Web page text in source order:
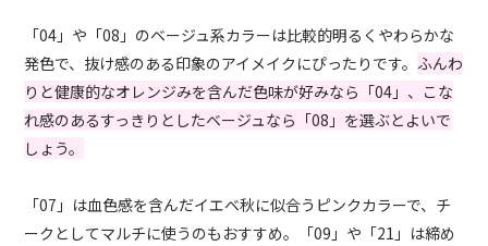
「04」や「08」のベージュ系カラーは比較的明るくやわらかな
発色で、抜け感のある印象のアイメイクにぴったりです。ふんわ
りと健康的なオレンジみを含んだ色味が好みなら「04」、こな
れ感のあるすっきりとしたベージュなら「08」を選ぶとよいで
しょう。
「07」は血色感を含んだイエベ秋に似合うピンクカラーで、チ
ークとしてマルチに使うのもおすすめ。「09」や「21」は締め